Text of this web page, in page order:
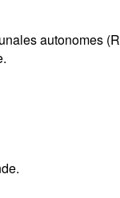
autonomes